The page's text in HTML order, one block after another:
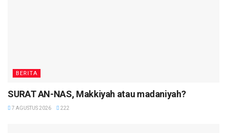
BERITA
SURAT AN-NAS, Makkiyah atau madaniyah?
7 AGUSTUS 2026 222